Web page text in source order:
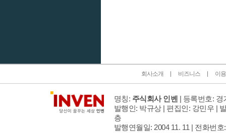
회사소개 비즈니스 이
명칭: 주식회사 인벤 | 등록번호: 경
발행인: 박규상 | 편집인: 강민우 |
층
발행연월일: 2004 11. 11 | 전화번호